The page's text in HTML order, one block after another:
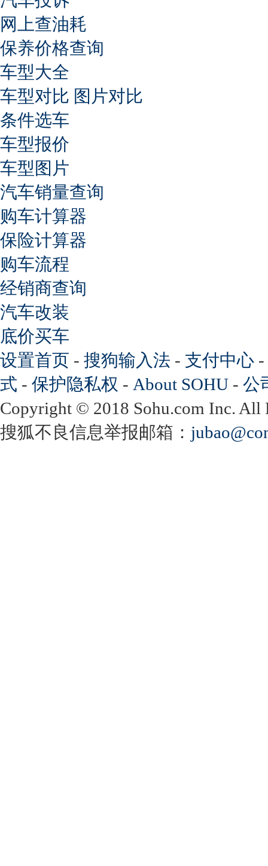
网上查油耗
保养价格查询
车型大全
车型对比 图片对比
条件选车
车型报价
车型图片
汽车销量查询
购车计算器
保险计算器
购车流程
经销商查询
汽车改装
底价买车
设置首页 - 搜狗输入法 - 支付中心 -
式 - 保护隐私权 - About SOHU - 公
Copyright © 2018 Sohu.com Inc.
搜狐不良信息举报邮箱：